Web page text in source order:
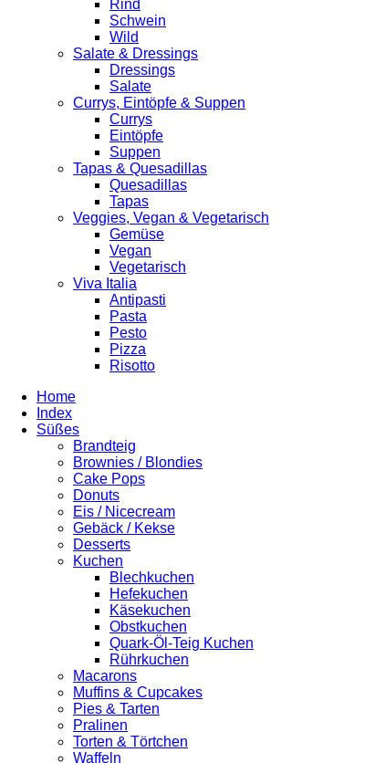
Rind
Schwein
Wild
Salate & Dressings
Dressings
Salate
Currys, Eintöpfe & Suppen
Currys
Eintöpfe
Suppen
Tapas & Quesadillas
Quesadillas
Tapas
Veggies, Vegan & Vegetarisch
Gemüse
Vegan
Vegetarisch
Viva Italia
Antipasti
Pasta
Pesto
Pizza
Risotto
Home
Index
Süßes
Brandteig
Brownies / Blondies
Cake Pops
Donuts
Eis / Nicecream
Gebäck / Kekse
Desserts
Kuchen
Blechkuchen
Hefekuchen
Käsekuchen
Obstkuchen
Quark-Öl-Teig Kuchen
Rührkuchen
Macarons
Muffins & Cupcakes
Pies & Tarten
Pralinen
Torten & Törtchen
Waffeln